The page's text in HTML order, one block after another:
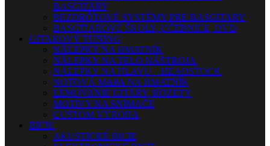
BASGITARY
BEZDRÔTOVÉ SYSTÉMY PRE BASGITARY
BASGITAROVÉ ŠKOLY, UČEBNICE, DVD
GITAROVÝ TUNING
NÁLEPKY NA HMATNÍK
NÁLEPKY NA TELO NÁSTROJA
NÁLEPKY NA HLAVU – HEADSTOCK
NOTOVÁ MAPA NA HMATNÍK
LEMOVANIE GITARY, ROZETY
MOTÍVY NA SNÍMAČE
CUSTOM VÝROBA
BICIE
AKUSTICKÉ BICIE